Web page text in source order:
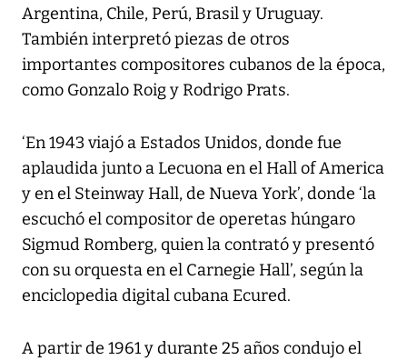
Argentina, Chile, Perú, Brasil y Uruguay.
También interpretó piezas de otros
importantes compositores cubanos de la época,
como Gonzalo Roig y Rodrigo Prats.
‘En 1943 viajó a Estados Unidos, donde fue
aplaudida junto a Lecuona en el Hall of America
y en el Steinway Hall, de Nueva York’, donde ‘la
escuchó el compositor de operetas húngaro
Sigmud Romberg, quien la contrató y presentó
con su orquesta en el Carnegie Hall’, según la
enciclopedia digital cubana Ecured.
A partir de 1961 y durante 25 años condujo el